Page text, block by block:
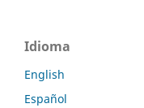
Idioma
English
Español